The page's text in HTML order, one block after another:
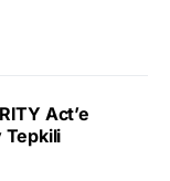
Act’e
Tepkili